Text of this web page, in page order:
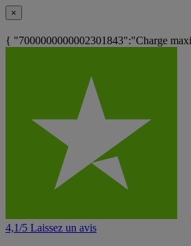
×
{ "7000000000002301843":"Charge
4,1/5 Laissez un avis